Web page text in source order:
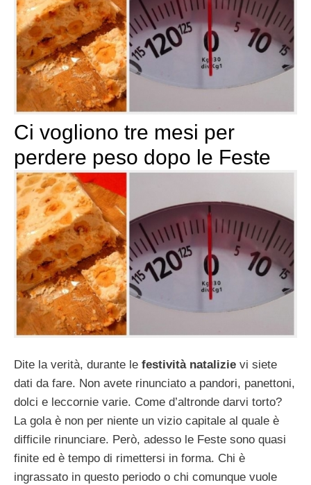
Ci vogliono tre mesi per
perdere peso dopo le Feste
Dite la verità, durante le festività natalizie vi siete
dati da fare. Non avete rinunciato a pandori, panettoni,
dolci e leccornie varie. Come d’altronde darvi torto?
La gola è non per niente un vizio capitale al quale è
difficile rinunciare. Però, adesso le Feste sono quasi
finite ed è tempo di rimettersi in forma. Chi è
ingrassato in questo periodo o chi comunque vuole